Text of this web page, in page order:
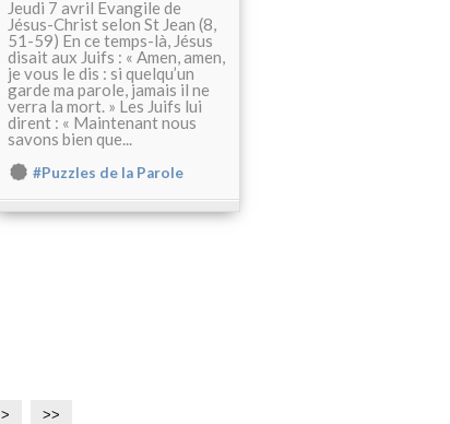
Jeudi 7 avril Evangile de
Jésus-Christ selon St Jean (8,
51-59) En ce temps-là, Jésus
disait aux Juifs : « Amen, amen,
je vous le dis : si quelqu’un
garde ma parole, jamais il ne
verra la mort. » Les Juifs lui
dirent : « Maintenant nous
savons bien que...
#Puzzles de la Parole
> >>